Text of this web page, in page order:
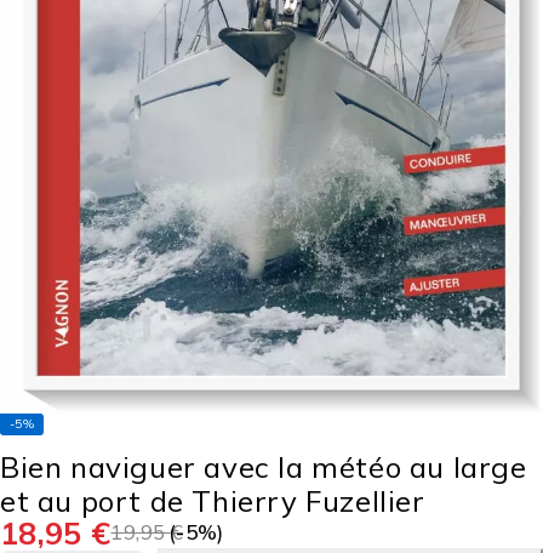
-5%
Bien naviguer avec la météo au large
et au port de Thierry Fuzellier
19,95€
18,95 € (-5%)